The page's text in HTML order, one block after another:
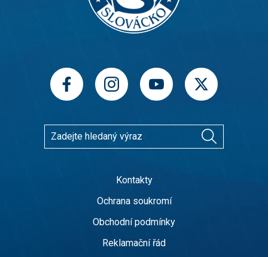
Kontakty
Ochrana soukromí
Obchodní podmínky
Reklamační řád